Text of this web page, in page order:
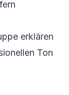
erklären
Ton